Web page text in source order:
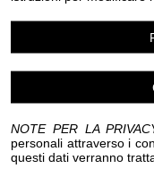
NOTE PER LA
personali attraverso i
questi dati verranno
ambienti della sede
decisione,
spazialmente i
Monumentale
interessata